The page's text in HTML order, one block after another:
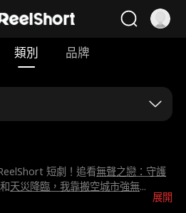
類別 品牌
展開
短劇！追看無聲之戀：守護
和天災降臨，我靠搬空城市強無...